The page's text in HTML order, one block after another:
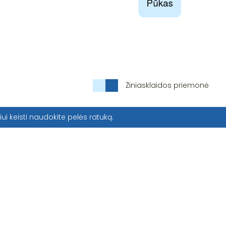
Žiniasklaidos priemonė
keisti naudokite pelės ratuką.